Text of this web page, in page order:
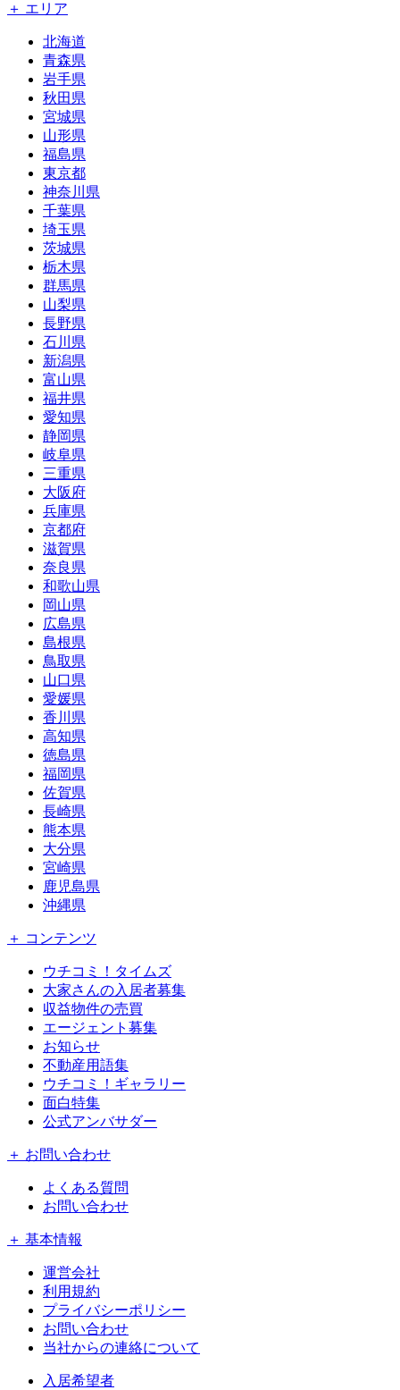
＋ エリア
北海道
青森県
岩手県
秋田県
宮城県
山形県
福島県
東京都
神奈川県
千葉県
埼玉県
茨城県
栃木県
群馬県
山梨県
長野県
石川県
新潟県
富山県
福井県
愛知県
静岡県
岐阜県
三重県
大阪府
兵庫県
京都府
滋賀県
奈良県
和歌山県
岡山県
広島県
島根県
鳥取県
山口県
愛媛県
香川県
高知県
徳島県
福岡県
佐賀県
長崎県
熊本県
大分県
宮崎県
鹿児島県
沖縄県
＋ コンテンツ
ウチコミ！タイムズ
大家さんの入居者募集
収益物件の売買
エージェント募集
お知らせ
不動産用語集
ウチコミ！ギャラリー
面白特集
公式アンバサダー
＋ お問い合わせ
よくある質問
お問い合わせ
＋ 基本情報
運営会社
利用規約
プライバシーポリシー
お問い合わせ
当社からの連絡について
入居希望者